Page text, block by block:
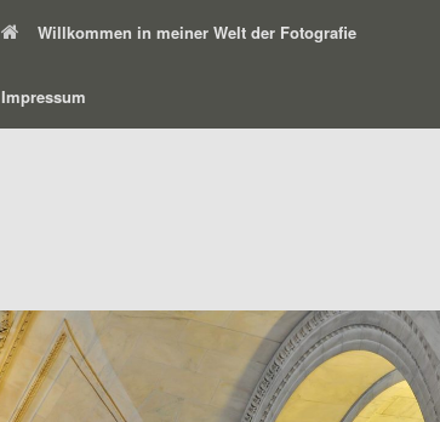
Willkommen in meiner Welt der Fotografie
Impressum